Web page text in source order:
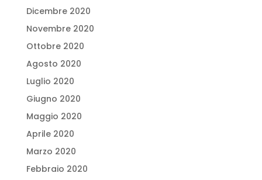
Dicembre 2020
Novembre 2020
Ottobre 2020
Agosto 2020
Luglio 2020
Giugno 2020
Maggio 2020
Aprile 2020
Marzo 2020
Febbraio 2020